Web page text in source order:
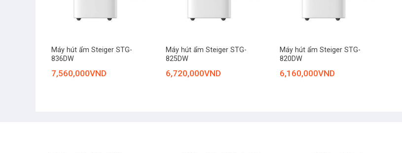
Máy hút ẩm Steiger STG-
836DW
7,560,000VND
Máy hút ẩm Steiger STG-
825DW
6,720,000VND
Máy hút ẩm Steiger STG-
820DW
6,160,000VND